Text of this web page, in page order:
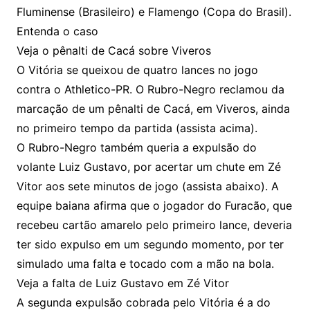
Fluminense (Brasileiro) e Flamengo (Copa do Brasil).
Entenda o caso
Veja o pênalti de Cacá sobre Viveros
O Vitória se queixou de quatro lances no jogo
contra o Athletico-PR. O Rubro-Negro reclamou da
marcação de um pênalti de Cacá, em Viveros, ainda
no primeiro tempo da partida (assista acima).
O Rubro-Negro também queria a expulsão do
volante Luiz Gustavo, por acertar um chute em Zé
Vitor aos sete minutos de jogo (assista abaixo). A
equipe baiana afirma que o jogador do Furacão, que
recebeu cartão amarelo pelo primeiro lance, deveria
ter sido expulso em um segundo momento, por ter
simulado uma falta e tocado com a mão na bola.
Veja a falta de Luiz Gustavo em Zé Vitor
A segunda expulsão cobrada pelo Vitória é a do